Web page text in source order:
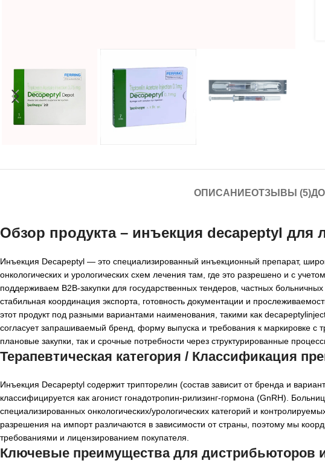
ОПИСАНИЕОТЗЫВЫ (5)
Обзор продукта – инъекция decapeptyl для
Инъекция Decapeptyl — это специализированный инъекционный препарат,
онкологических и урологических схем лечения там, где это разрешено и с
поддерживаем B2B-закупки для государственных тендеров, частных
стабильная координация экспорта, готовность документации и
этот продукт под разными вариантами наименования, такими как
согласует запрашиваемый бренд, форму выпуска и требования к маркировке
плановые закупки, так и срочные потребности через структурированные
Терапевтическая категория / Классификация
Инъекция Decapeptyl содержит трипторелин (состав зависит от бренда и
классифицируется как агонист гонадотропин-рилизинг-гормона (GnRH).
специализированных онкологических/урологических категорий и
разрешения на импорт различаются в зависимости от страны, поэтому мы
требованиями и лицензированием покупателя.
Ключевые преимущества для дистрибьюторов